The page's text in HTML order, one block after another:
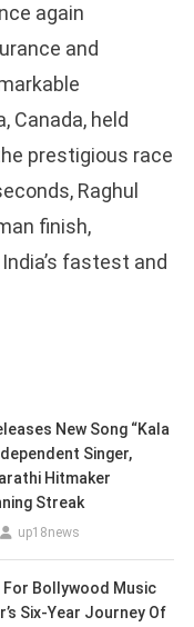
again
and
Canada, held
prestigious race
Raghul
finish,
fastest and
New Song “Kala
Singer,
Hitmaker
Streak
up18news
For Bollywood Music
Six-Year Journey Of